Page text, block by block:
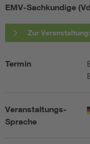
Functional safety
EMV-Sachkundige
Zur
Termin
Veranstaltungs-
Sprache